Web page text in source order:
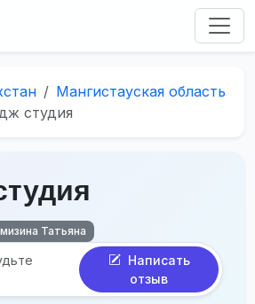
Мангистауская область
студия
Татьяна
Написать
отзыв